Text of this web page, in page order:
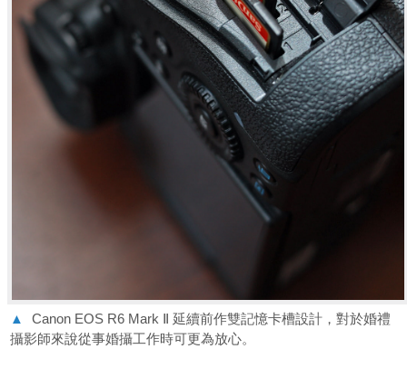
▲
Canon EOS R6 Mark Ⅱ 延續前作雙記憶卡槽設計，對於婚禮
攝影師來說從事婚攝工作時可更為放心。